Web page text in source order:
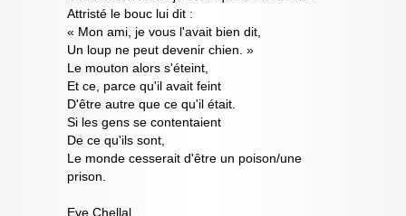
Attristé le bouc lui dit :
« Mon ami, je vous l'avait bien dit,
Un loup ne peut devenir chien. »
Le mouton alors s'éteint,
Et ce, parce qu'il avait feint
D'être autre que ce qu'il était.
Si les gens se contentaient
De ce qu'ils sont,
Le monde cesserait d'être un poison/une
prison.
Eve Chellal